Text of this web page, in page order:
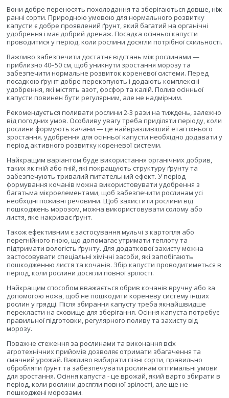
Вони добре переносять похолодання та зберігаються довше, ніж
ранні сорти. Природною умовою для нормального розвитку
капусти є добре проявлений ґрунт, який багатий на органічні
удобрення і має добрий дренаж. Посадка осінньої капусти
проводитися у період, коли рослини досягли потрібної схильності.
Важливо забезпечити достатнє відстань між рослинами —
приблизно 40–50 см, щоб уникнути зростання морозу та
забезпечити нормальне розвиток кореневої системи. Перед
посадкою ґрунт добре перекопують і додають комплексні
удобрення, які містять азот, фосфор та калій. Полив осінньої
капусти повинен бути регулярним, але не надмірним.
Рекомендується поливати рослини 2-3 рази на тиждень, залежно
від погодних умов. Особливу увагу треба приділяти періоду, коли
рослини формують качани — це найвразливіший етап їхнього
зростання. удобрення для осінньої капусти необхідно додавати у
період активного розвитку кореневої системи.
Найкращим варіантом буде використання органічних добрив,
таких як гній або гній, які покращують структуру ґрунту та
забезпечують тривалий питательний ефект. У період
формування кочанів можна використовувати удобрення з
багатьма мікроелементами, щоб забезпечити рослинам усі
необхідні поживні речовини. Щоб захистити рослини від
пошкоджень морозом, можна використовувати солому або
листя, яке накриває ґрунт.
Також ефективним є застосування мульчі з картопля або
перегнійного гною, що допомагає утримати теплоту та
підтримати вологість ґрунту. Для додаткової захисту можна
застосовувати спеціальні хімічні засоби, які запобігають
пошкодженню листя та кочанів. Збір капусти проводитиметься в
період, коли рослини досягли повної зрілості.
Найкращим способом вважається обрив кочанів вручну або за
допомогою ножа, щоб не пошкодити кореневу систему інших
рослин у грядці. Після збирання капусту треба якнайшвидше
перекласти на сховище для зберігання. Осіння капуста потребує
правильної підготовки, регулярного поливу та захисту від
морозу.
Поважне стеження за рослинами та виконання всіх
агротехнічних прийомів дозволяє отримати збагачення та
смачний урожай. Важливо вибирати пізні сорти, правильно
обробляти ґрунт та забезпечувати рослинам оптимальні умови
для зростання. Осіння капуста - це врожай, який варто збирати в
період, коли рослини досягли повної зрілості, але ще не
пошкоджені морозами.